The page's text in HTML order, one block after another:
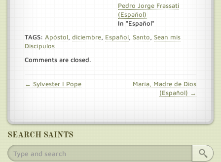
Pedro Jorge Frassati
(Español)
In "Español"
TAGS: Apóstol diciembre Español Santo Sean mis
Discípulos
Comments are closed.
← Sylvester I Pope
María, Madre de Dios
(Español) →
SEARCH SAINTS